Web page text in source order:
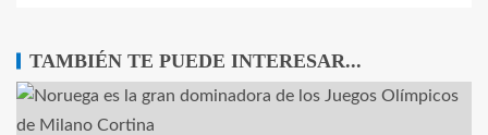
TAMBIÉN TE PUEDE INTERESAR...